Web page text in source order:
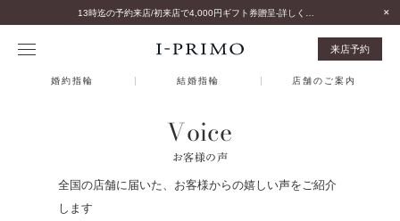
来店予約
婚約指輪 結婚指輪 店舗のご案内
Voice
お客様の声
全国の店舗に届いた、お客様からの嬉しい声をご紹介
します